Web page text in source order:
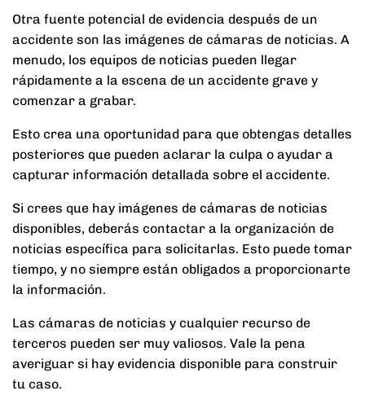
Otra fuente potencial de evidencia después de un
accidente son las imágenes de cámaras de noticias. A
menudo, los equipos de noticias pueden llegar
rápidamente a la escena de un accidente grave y
comenzar a grabar.
Esto crea una oportunidad para que obtengas detalles
posteriores que pueden aclarar la culpa o ayudar a
capturar información detallada sobre el accidente.
Si crees que hay imágenes de cámaras de noticias
disponibles, deberás contactar a la organización de
noticias específica para solicitarlas. Esto puede tomar
tiempo, y no siempre están obligados a proporcionarte
la información.
Las cámaras de noticias y cualquier recurso de
terceros pueden ser muy valiosos. Vale la pena
averiguar si hay evidencia disponible para construir
tu caso.